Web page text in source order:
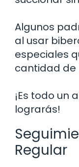
Algunos
al usar
especiales
cantidad de
¡Es todo un
lograrás!
Regular